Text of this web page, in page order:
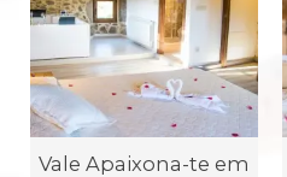
Vale Apaixona-te em